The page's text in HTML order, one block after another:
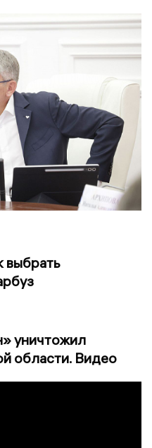
выбрать
уничтожил
области. Видео